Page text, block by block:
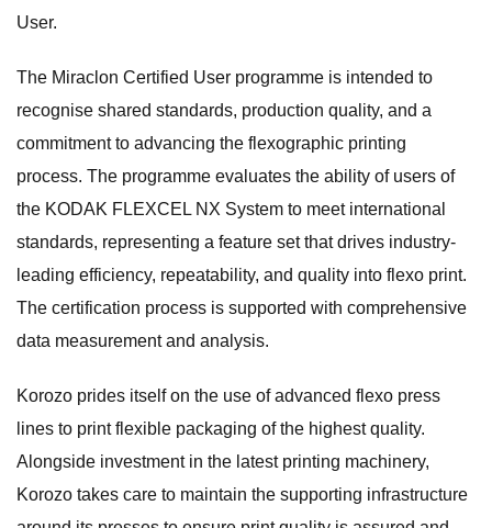
User.
The Miraclon Certified User programme is intended to
recognise shared standards, production quality, and a
commitment to advancing the flexographic printing
process. The programme evaluates the ability of users of
the KODAK FLEXCEL NX System to meet international
standards, representing a feature set that drives industry-
leading efficiency, repeatability, and quality into flexo print.
The certification process is supported with comprehensive
data measurement and analysis.
Korozo prides itself on the use of advanced flexo press
lines to print flexible packaging of the highest quality.
Alongside investment in the latest printing machinery,
Korozo takes care to maintain the supporting infrastructure